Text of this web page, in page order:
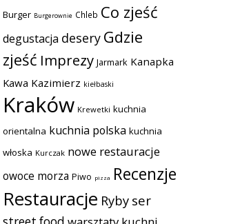
Burger Burgerownie Chleb Co zjeść
degustacja desery Gdzie
zjeść Imprezy Jarmark Kanapka
Kawa Kazimierz kiełbaski
Kraków Krewetki kuchnia
orientalna kuchnia polska kuchnia
włoska Kurczak nowe restauracje
owoce morza Piwo pizza Recenzje
Restauracje Ryby ser